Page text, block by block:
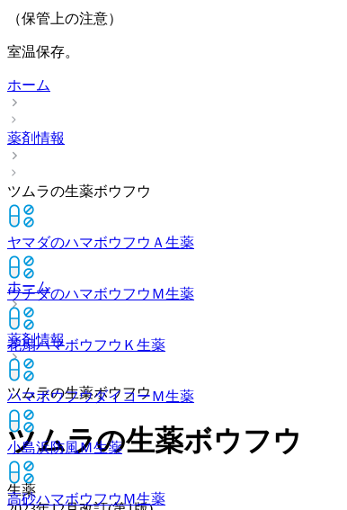
（保管上の注意）
室温保存。
ホーム
薬剤情報
ツムラの生薬ボウフウ
ヤマダのハマボウフウＡ 生薬
ウチダのハマボウフウＭ生薬
花扇ハマボウフウＫ 生薬
ハマボウフウダイコーＭ生薬
小島浜防風Ｍ生薬
高砂ハマボウフウＭ生薬
ホーム
薬剤情報
ツムラの生薬ボウフウ
ツムラの生薬ボウフウ
生薬